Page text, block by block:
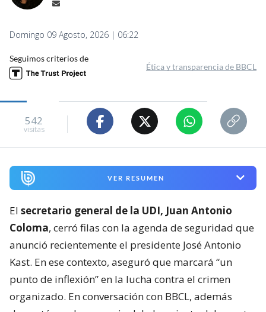
Domingo 09 Agosto, 2026 | 06:22
Seguimos criterios de
Ética y transparencia de BBCL
542
visitas
VER RESUMEN
El secretario general de la UDI, Juan Antonio
Coloma, cerró filas con la agenda de seguridad que
anunció recientemente el presidente José Antonio
Kast. En ese contexto, aseguró que marcará “un
punto de inflexión” en la lucha contra el crimen
organizado. En conversación con BBCL, además